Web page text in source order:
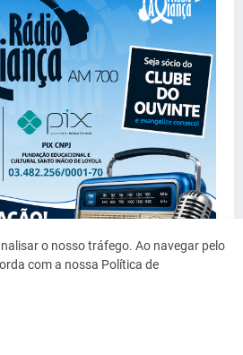
o nosso tráfego. Ao navegar pelo
com a nossa Política de